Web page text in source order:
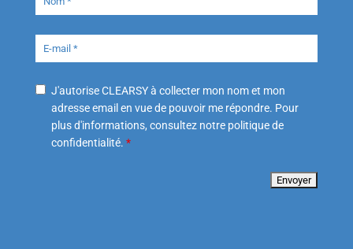
J'autorise CLEARSY à collecter mon nom et mon
adresse email en vue de pouvoir me répondre. Pour
plus d'informations, consultez notre politique de
confidentialité. *